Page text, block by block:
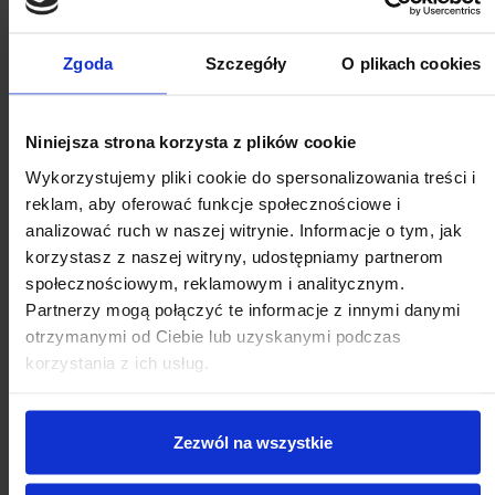
Zgoda Szczegóły O plikach cookies
Niniejsza strona korzysta z plików cookie
Wykorzystujemy pliki cookie do spersonalizowania treści i
reklam, aby oferować funkcje społecznościowe i
analizować ruch w naszej witrynie. Informacje o tym, jak
korzystasz z naszej witryny, udostępniamy partnerom
społecznościowym, reklamowym i analitycznym.
Partnerzy mogą połączyć te informacje z innymi danymi
otrzymanymi od Ciebie lub uzyskanymi podczas
korzystania z ich usług.
Zezwól na wszystkie
produkt, kupili również: